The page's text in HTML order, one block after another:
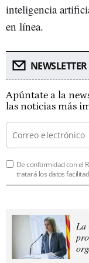
inteligencia
en línea.
Apúntate a la
las noticias más
De conformidad con el
tratará los datos
La